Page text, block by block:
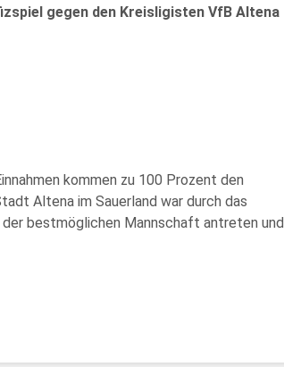
gegen den Kreisligisten VfB Altena
kommen zu 100 Prozent den
Altena im Sauerland war durch das
bestmöglichen Mannschaft antreten und